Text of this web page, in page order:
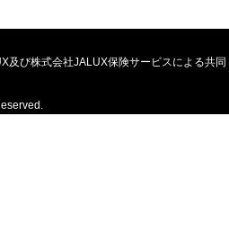
及び株式会社JALUX保険サービスによる共同